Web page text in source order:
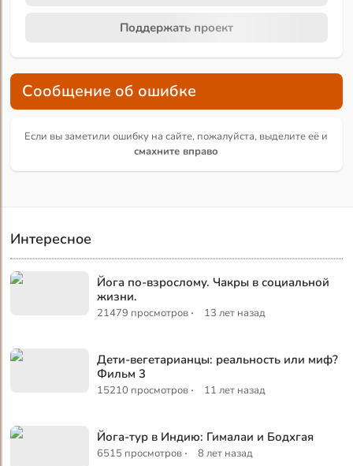
Поддержать проект
Сообщение об ошибке
Если вы заметили ошибку на сайте, пожалуйста, выделите её и
смахните вправо
Интересное
Йога по-взрослому. Чакры в социальной
жизни.
21479 просмотров · 13 лет назад
Дети-вегетарианцы: реальность или миф?
Фильм 3
15210 просмотров · 11 лет назад
Йога-тур в Индию: Гималаи и Бодхгая
6515 просмотров · 8 лет назад